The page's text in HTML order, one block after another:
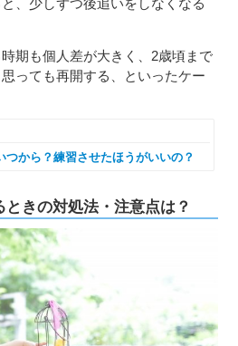
、少しずつ後追いをしなくなる
期も個人差が大きく、2歳頃まで
っても再開する、といったケー
つから？練習させたほうがいいの？
きの対処法・注意点は？